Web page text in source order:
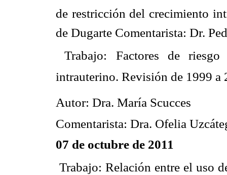
de restricción del crecimiento
de Dugarte Comentarista: Dr.
 Trabajo: Factores de
intrauterino. Revisión de 1999 a
Autor: Dra. María Scucces
Comentarista: Dra. Ofelia
07 de octubre de 2011
 Trabajo: Relación entre el